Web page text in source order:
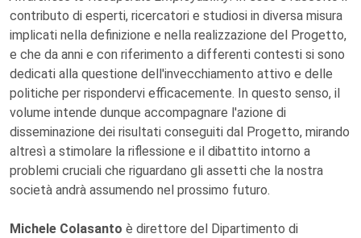
contributo di esperti, ricercatori e studiosi in diversa misura
implicati nella definizione e nella realizzazione del Progetto,
e che da anni e con riferimento a differenti contesti si sono
dedicati alla questione dell'invecchiamento attivo e delle
politiche per rispondervi efficacemente. In questo senso, il
volume intende dunque accompagnare l'azione di
disseminazione dei risultati conseguiti dal Progetto, mirando
altresì a stimolare la riflessione e il dibattito intorno a
problemi cruciali che riguardano gli assetti che la nostra
società andrà assumendo nel prossimo futuro.
Michele Colasanto è direttore del Dipartimento di